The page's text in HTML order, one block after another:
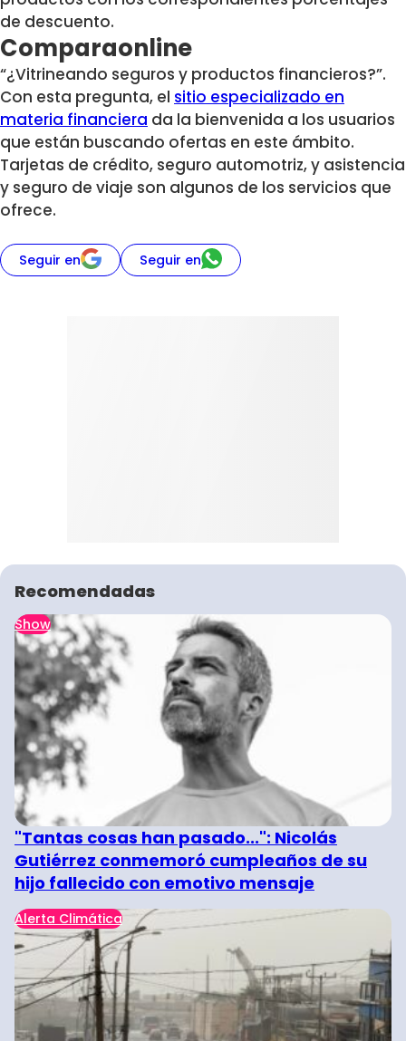
de descuento.
Comparaonline
“¿Vitrineando seguros y productos financieros?”.
Con esta pregunta, el sitio especializado en
materia financiera da la bienvenida a los usuarios
que están buscando ofertas en este ámbito.
Tarjetas de crédito, seguro automotriz, y asistencia
y seguro de viaje son algunos de los servicios que
ofrece.
Seguir en Seguir en
Recomendadas
Show
"Tantas cosas han pasado...": Nicolás
Gutiérrez conmemoró cumpleaños de su
hijo fallecido con emotivo mensaje
Alerta Climática